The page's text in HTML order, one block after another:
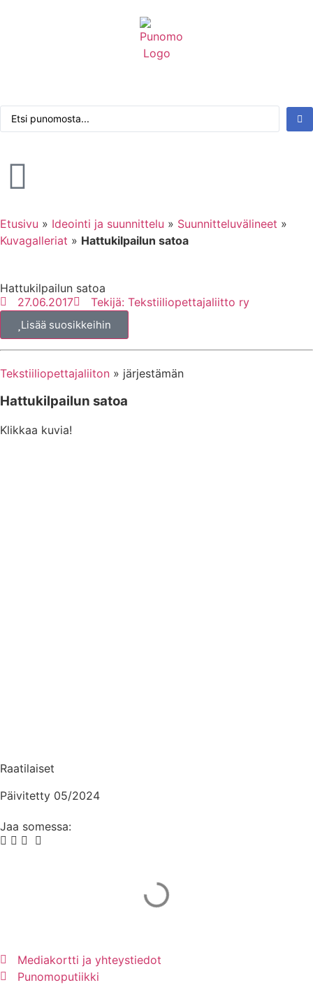
Etusivu » Ideointi ja suunnittelu » Suunnitteluvälineet »
Kuvagalleriat » Hattukilpailun satoa
Hattukilpailun satoa
27.06.2017
Tekijä: Tekstiiliopettajaliitto ry
Lisää suosikkeihin
Tekstiiliopettajaliiton » järjestämän
Hattukilpailun satoa
Klikkaa kuvia!
Raatilaiset
Päivitetty 05/2024
Jaa somessa:
Mediakortti ja yhteystiedot
Punomoputiikki